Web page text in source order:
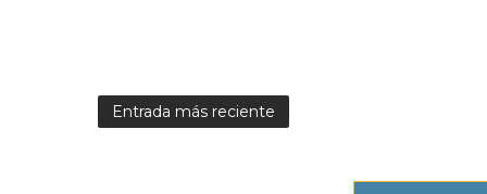
Entrada más reciente